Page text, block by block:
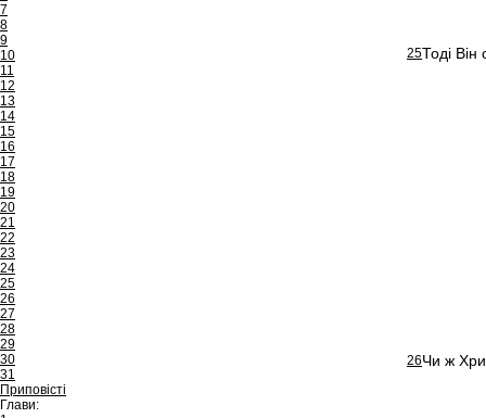
7
8
9
10
11
12
13
14
15
16
17
18
19
20
21
22
23
24
25
26
27
28
29
30
31
Приповісті
Глави:
25Тоді
26Чи ж